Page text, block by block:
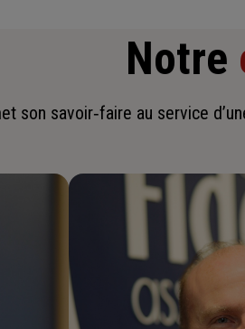
Notre
son savoir‑faire au service